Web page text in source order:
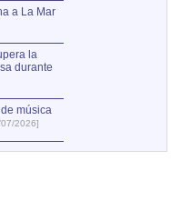
a La Mar
la
durante
música
2026]